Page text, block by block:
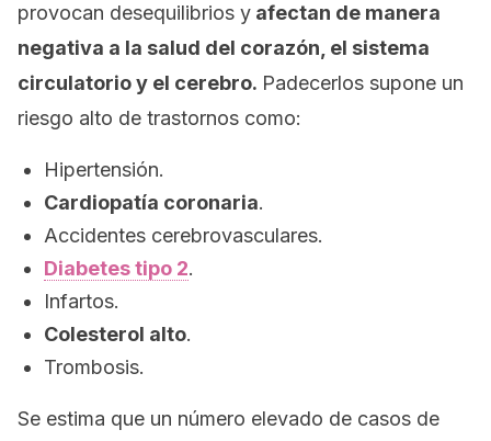
provocan desequilibrios y afectan de manera
negativa a la salud del corazón, el sistema
circulatorio y el cerebro. Padecerlos supone un
riesgo alto de trastornos como:
Hipertensión.
Cardiopatía coronaria.
Accidentes cerebrovasculares.
Diabetes tipo 2.
Infartos.
Colesterol alto.
Trombosis.
Se estima que un número elevado de casos de